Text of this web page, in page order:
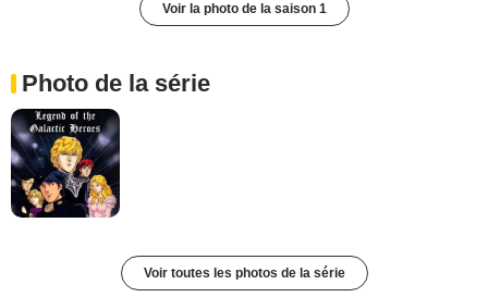
Voir la photo de la saison 1
Photo de la série
Voir toutes les photos de la série